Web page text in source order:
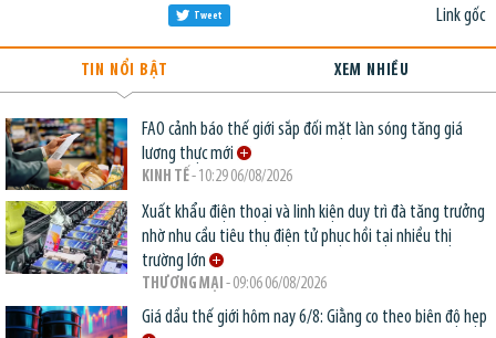
Link gốc
Tweet
TIN NỔI BẬT XEM NHIỀU
FAO cảnh báo thế giới sắp đối mặt làn sóng tăng giá
lương thực mới
KINH TẾ- 10:29 06/08/2026
Xuất khẩu điện thoại và linh kiện duy trì đà tăng trưởng
nhờ nhu cầu tiêu thụ điện tử phục hồi tại nhiều thị
trường lớn
THƯƠNG MẠI - 09:06 06/08/2026
Giá dầu thế giới hôm nay 6/8: Giằng co theo biên độ hẹp